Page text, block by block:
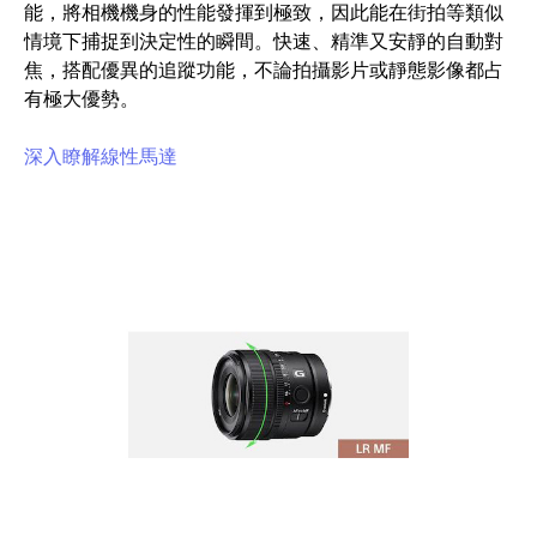
能，將相機機身的性能發揮到極致，因此能在街拍等類似
情境下捕捉到決定性的瞬間。快速、精準又安靜的自動對
焦，搭配優異的追蹤功能，不論拍攝影片或靜態影像都占
有極大優勢。
深入瞭解線性馬達